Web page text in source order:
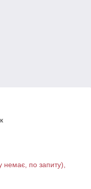
немає, по запиту),